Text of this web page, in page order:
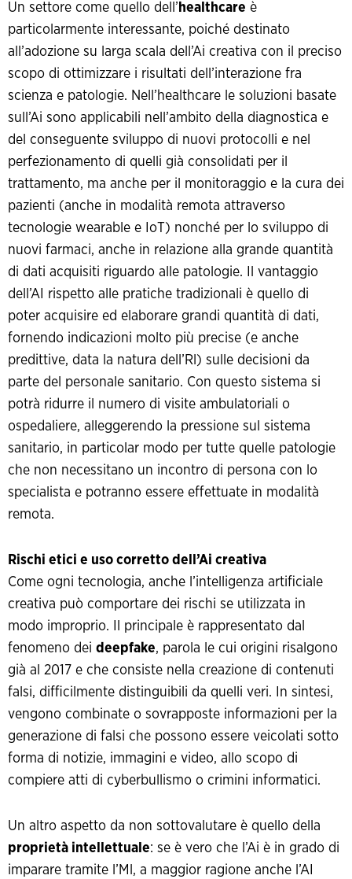
Un settore come quello dell’ healthcare è
particolarmente interessante, poiché destinato
all’adozione su larga scala dell’Ai creativa con il preciso
scopo di ottimizzare i risultati dell’interazione fra
scienza e patologie. Nell’healthcare le soluzioni basate
sull’Ai sono applicabili nell’ambito della diagnostica e
del conseguente sviluppo di nuovi protocolli e nel
perfezionamento di quelli già consolidati per il
trattamento, ma anche per il monitoraggio e la cura dei
pazienti (anche in modalità remota attraverso
tecnologie wearable e IoT) nonché per lo sviluppo di
nuovi farmaci, anche in relazione alla grande quantità
di dati acquisiti riguardo alle patologie. Il vantaggio
dell’AI rispetto alle pratiche tradizionali è quello di
poter acquisire ed elaborare grandi quantità di dati,
fornendo indicazioni molto più precise (e anche
predittive, data la natura dell’Rl) sulle decisioni da
parte del personale sanitario. Con questo sistema si
potrà ridurre il numero di visite ambulatoriali o
ospedaliere, alleggerendo la pressione sul sistema
sanitario, in particolar modo per tutte quelle patologie
che non necessitano un incontro di persona con lo
specialista e potranno essere effettuate in modalità
remota.
Rischi etici e uso corretto dell’Ai creativa
Come ogni tecnologia, anche l’intelligenza artificiale
creativa può comportare dei rischi se utilizzata in
modo improprio. Il principale è rappresentato dal
fenomeno dei deepfake, parola le cui origini risalgono
già al 2017 e che consiste nella creazione di contenuti
falsi, difficilmente distinguibili da quelli veri. In sintesi,
vengono combinate o sovrapposte informazioni per la
generazione di falsi che possono essere veicolati sotto
forma di notizie, immagini e video, allo scopo di
compiere atti di cyberbullismo o crimini informatici.
Un altro aspetto da non sottovalutare è quello della
proprietà intellettuale: se è vero che l’Ai è in grado di
imparare tramite l’Ml, a maggior ragione anche l’AI